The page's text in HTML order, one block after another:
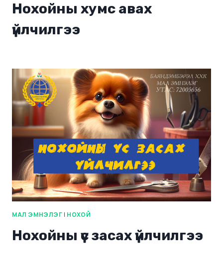
Нохойны хумс авах
үйлчилгээ
МАЛ ЭМНЭЛЭГ | НОХОЙ
Нохойны үс засах үйлчилгээ